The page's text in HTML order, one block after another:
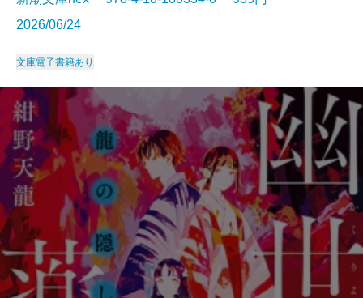
2026/06/24
文庫電子書籍あり